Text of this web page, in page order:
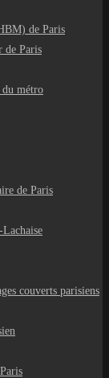
de Paris
de Paris
du métro
de Paris
couverts parisiens